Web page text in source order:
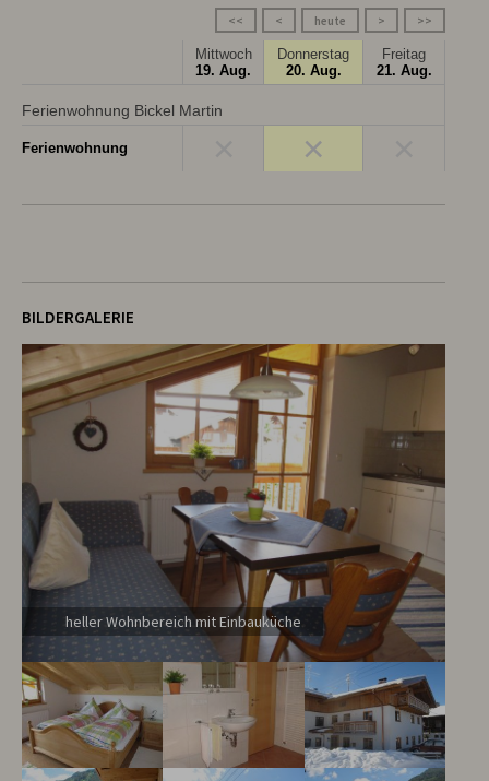
>>
>
heute
<
<<
Mittwoch
19. Aug.
Donnerstag
20. Aug.
Freitag
21. Aug.
Ferienwohnung Bickel Martin
Ferienwohnung ×
BILDERGALERIE
heller Wohnbereich mit Einbauküche